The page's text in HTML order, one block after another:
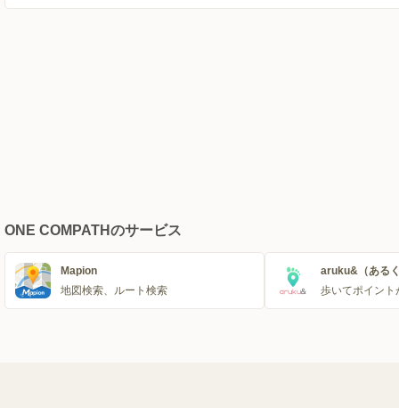
ONE COMPATHのサービス
Mapion
地図検索、ルート検索
aruku&（ある
歩いてポイント